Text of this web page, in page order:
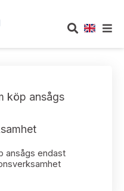
marknader och vissa
köp ansågs
ansågs endast